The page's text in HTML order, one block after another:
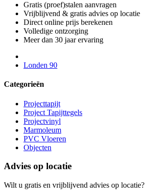
Gratis (proef)stalen aanvragen
Vrijblijvend & gratis advies op locatie
Direct online prijs berekenen
Volledige ontzorging
Meer dan 30 jaar ervaring
Londen 90
Categorieën
Projecttapijt
Project Tapijttegels
Projectvinyl
Marmoleum
PVC Vloeren
Objecten
Advies op locatie
Wilt u gratis en vrijblijvend advies op locatie?